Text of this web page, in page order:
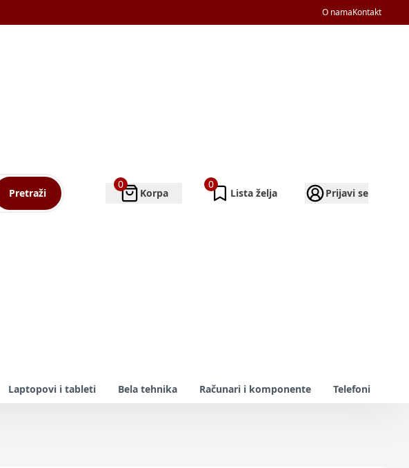
O namaKontakt
Pretraži
0
Korpa
0
Lista želja Prijavi se
Laptopovi i tableti Bela tehnika Računari i komponente Telefoni